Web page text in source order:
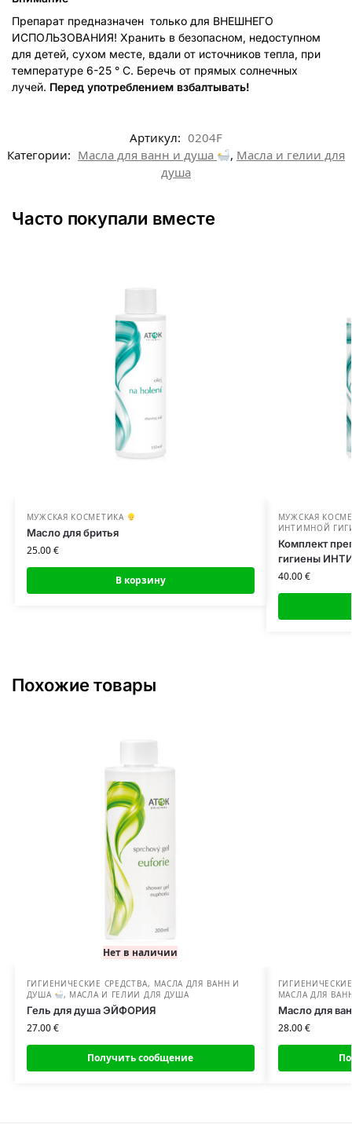
Препарат предназначен только для ВНЕШНЕГО
ИСПОЛЬЗОВАНИЯ! Хранить в безопасном, недоступном
для детей, сухом месте, вдали от источников тепла, при
температуре 6-25 ° C. Беречь от прямых солнечных
лучей. Перед употреблением взбалтывать!
Артикул: 0204F
Категории: Масла для ванн и душа , Масла и гелии для
душа
Часто покупали вместе
МУЖСКАЯ КОСМЕТИКА
Масло для бритья
25.00€
В корзину
МУЖСКАЯ
ИНТИМНОЙ
Комплект
гигиены
40.00€
Похожие товары
Нет в наличии
ГИГИЕНИЧЕСКИЕ СРЕДСТВА, МАСЛА ДЛЯ ВАНН И
ДУША
, МАСЛА И ГЕЛИИ ДЛЯ ДУША
Гель для душа ЭЙФОРИЯ
27.00€
Получить сообщение
МАСЛА ДЛЯ
Масло для
28.00€